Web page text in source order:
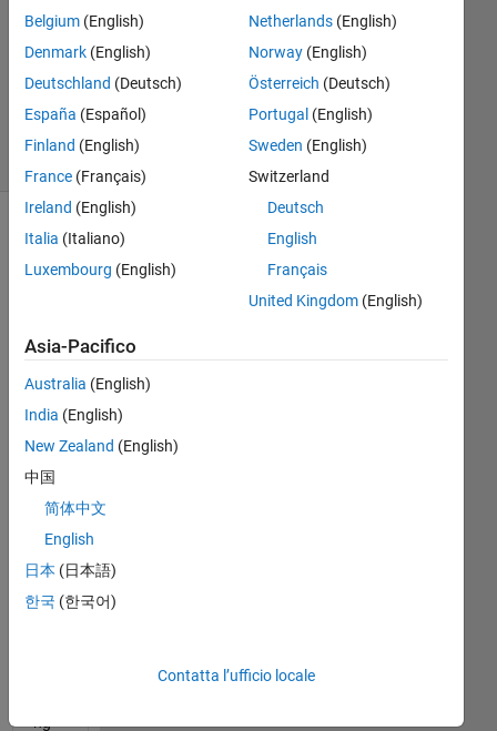
6 Mag
2022
7
Visualizzazioni
(30 giorni)
am
usi
sco
pe
to
plot
the
tota
Belgium (English)
Denmark (English)
Deutschland (Deutsch)
España (Español)
Finland (English)
France (Français)
Ireland (English)
Italia (Italiano)
Luxembourg (English)
Netherlands(English)
Norway(English)
Österreich (Deutsch)
Portugal (English)
Sweden (English)
Switzerland
Deutsch
English
Français
United Kingdom(English)
Asia-Pacifico
Australia (English)
India (English)
New Zealand (English)
中国
简体中文
English
日本 (日本語)
한국 (한국어)
Contatta l’ufficio locale